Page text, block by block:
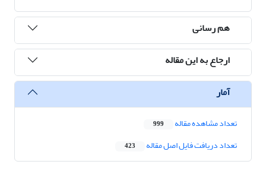
هم رسانی
ارجاع به این مقاله
آمار
تعداد مشاهده مقاله 999
تعداد دریافت فایل اصل مقاله 423